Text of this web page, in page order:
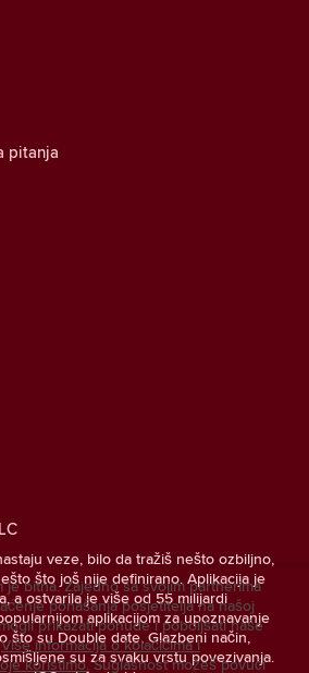
veze, bilo da tražiš nešto ozbiljno,
što još nije definirano. Aplikacija je
a ostvarila je više od 55 milijardi
aplikacijom za upoznavanje
što su Double date, Glazbeni način,
su za svaku vrstu povezivanja.
pitanja
je bitna. Zajedno sa svojim partnerima
ponašanja posjetitelja na našoj
prikazati ponude i poboljšati naše
Više informacija o kolačićima i
koristimo. Suglasnost možeš povući